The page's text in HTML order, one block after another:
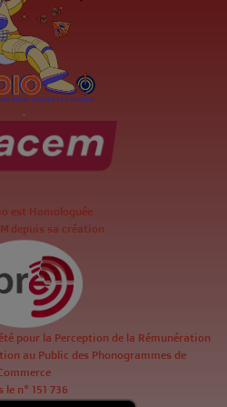
.
est Homologuée
depuis sa création
pour la Perception de la Rémunération
au Public des Phonogrammes de
le n° 151 736